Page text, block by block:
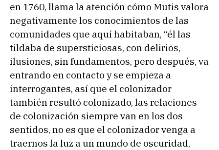
en 1760, llama la atención cómo Mutis valora
negativamente los conocimientos de las
comunidades que aquí habitaban, “él las
tildaba de supersticiosas, con delirios,
ilusiones, sin fundamentos, pero después, va
entrando en contacto y se empieza a
interrogantes, así que el colonizador
también resultó colonizado, las relaciones
de colonización siempre van en los dos
sentidos, no es que el colonizador venga a
traernos la luz a un mundo de oscuridad,